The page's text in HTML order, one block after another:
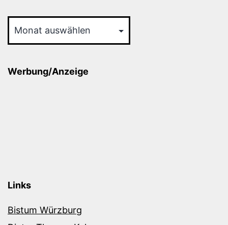
Werbung/Anzeige
Links
Bistum Würzburg